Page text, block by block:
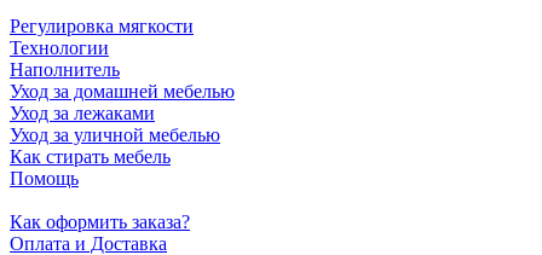
Регулировка мягкости
Технологии
Наполнитель
Уход за домашней мебелью
Уход за лежаками
Уход за уличной мебелью
Как стирать мебель
Помощь
Как оформить заказа?
Оплата и Доставка